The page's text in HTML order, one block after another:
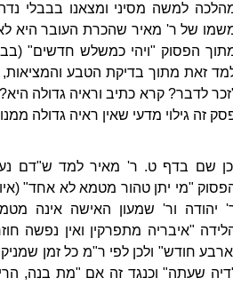
למשה מסיני ומצאנו בבבלי
של ר' מאיר שהכרת העובר היא
הפסוק "ויהי כמשלש חדשים"
זאת מתוך בדיקת הטבע
לדבר? קרא כתיב וראיה גדולה
זה גילוי מדעי שאין ראיה גדולה
שם בדף ט. ר' מאיר למד ש"דם
"מי יתן טהור מטמא לא אחד"
יהודה ור' שמעון האישה אינה
"איבריה מתפרקין ואין נפשה
חודש" ולכן לפי ר"מ כל זמן
שעתה" וכנגד זה אם "מת בנה,